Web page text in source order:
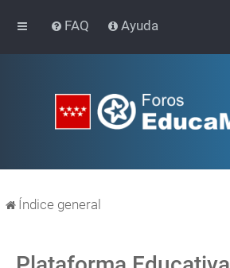
FAQ Ayuda
Índice general